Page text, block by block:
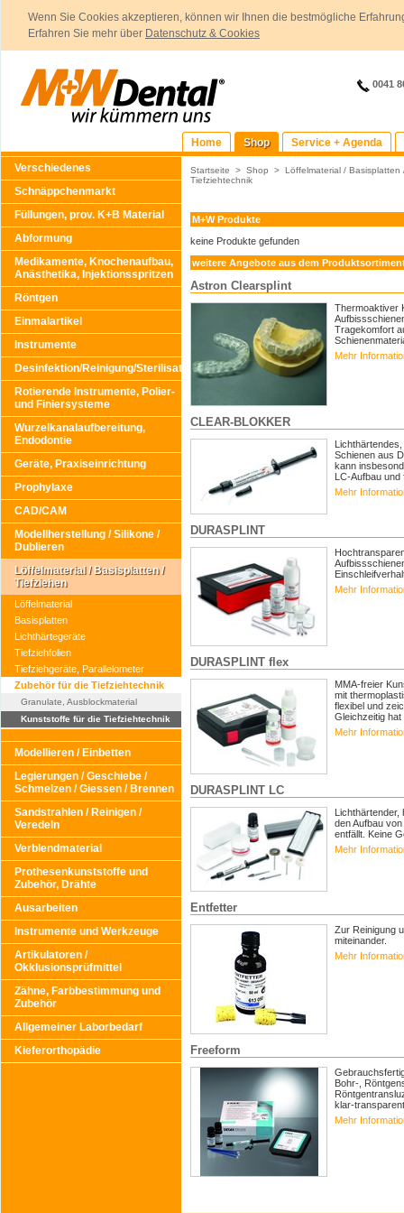
Wenn Sie Cookies akzeptieren, können wir Ihnen die bestmögliche
Erfahren Sie mehr über Datenschutz & Cookies
0041
Home Shop
Service + Agenda
Verschiedenes
Schnäppchenmarkt
Füllungen, prov. K+B Material
Abformung
Medikamente, Knochenaufbau,
Anästhetika, Injektionsspritzen
Röntgen
Einmalartikel
Instrumente
Desinfektion/Reinigung/Sterilisation
Rotierende Instrumente, Polier-
und Finiersysteme
Wurzelkanalaufbereitung,
Endodontie
Geräte, Praxiseinrichtung
Prophylaxe
CAD/CAM
Modellherstellung / Silikone /
Dublieren
Löffelmaterial / Basisplatten /
Tiefziehen
Löffelmaterial
Basisplatten
Lichthärtegeräte
Tiefziehfolien
Tiefziehgeräte, Parallelometer
Zubehör für die Tiefziehtechnik
Granulate, Ausblockmaterial
Kunststoffe für die Tiefziehtechnik
Modellieren / Einbetten
Legierungen / Geschiebe /
Schmelzen / Giessen / Brennen
Sandstrahlen / Reinigen /
Veredeln
Verblendmaterial
Prothesenkunststoffe und
Zubehör, Drähte
Ausarbeiten
Instrumente und Werkzeuge
Artikulatoren /
Okklusionsprüfmittel
Zähne, Farbbestimmung und
Zubehör
Allgemeiner Laborbedarf
Kieferorthopädie
Startseite > Shop > Löffelmaterial / Basisplatten
Tiefziehtechnik
M+W Produkte
keine Produkte gefunden
weitere Angebote aus dem
Astron Clearsplint
Thermoaktiver
Tragekomfort
Mehr
CLEAR-BLOKKER
Schienen aus
kann
LC-Aufbau und
Mehr
DURASPLINT
Mehr
DURASPLINT flex
MMA-freier
mit
flexibel und
Gleichzeitig hat
Mehr
DURASPLINT LC
Lichthärtender,
den Aufbau
entfällt. Keine
Mehr
Entfetter
Zur Reinigung
miteinander.
Mehr
Freeform
Bohr-,
klar-
Mehr